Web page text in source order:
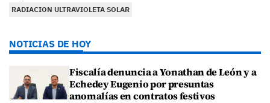
RADIACION ULTRAVIOLETA SOLAR
NOTICIAS DE HOY
Fiscalía denuncia a Yonathan de León y a
Echedey Eugenio por presuntas
anomalías en contratos festivos